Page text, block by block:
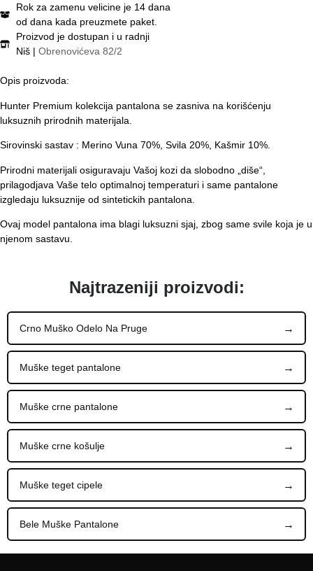
Rok za zamenu velicine je 14 dana
od dana kada preuzmete paket.
Proizvod je dostupan i u radnji
Niš | Obrenovićeva 82/2
Opis proizvoda:
Hunter Premium kolekcija pantalona se zasniva na korišćenju
luksuznih prirodnih materijala.
Sirovinski sastav : Merino Vuna 70%, Svila 20%, Kašmir 10%.
Prirodni materijali osiguravaju Vašoj kozi da slobodno „diše“,
prilagodjava Vaše telo optimalnoj temperaturi i same pantalone
izgledaju luksuznije od sintetickih pantalona.
Ovaj model pantalona ima blagi luksuzni sjaj, zbog same svile koja je u
njenom sastavu.
Najtrazeniji proizvodi:
Crno Muško Odelo Na Pruge
Muške teget pantalone
Muške crne pantalone
Muške crne košulje
Muške teget cipele
Bele Muške Pantalone